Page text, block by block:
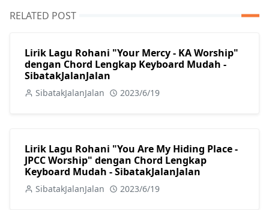
RELATED POST
Lirik Lagu Rohani "Your Mercy - KA Worship"
dengan Chord Lengkap Keyboard Mudah -
SibatakJalanJalan
SibatakJalanJalan 2023/6/19
Lirik Lagu Rohani "You Are My Hiding Place -
JPCC Worship" dengan Chord Lengkap
Keyboard Mudah - SibatakJalanJalan
SibatakJalanJalan 2023/6/19